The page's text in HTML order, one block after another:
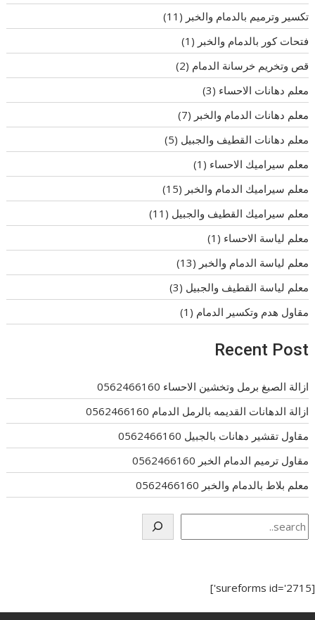
تكسير وترميم بالدمام والخبر (11)
فتحات كور بالدمام والخبر (1)
قص وتخريم خرسانة الدمام (2)
معلم دهانات الاحساء (3)
معلم دهانات الدمام والخبر (7)
معلم دهانات القطيف والجبيل (5)
معلم سيراميك الاحساء (1)
معلم سيراميك الدمام والخبر (15)
معلم سيراميك القطيف والجبيل (11)
معلم لياسة الاحساء (1)
معلم لياسة الدمام والخبر (13)
معلم لياسة القطيف والجبيل (3)
مقاول هدم وتكسير الدمام (1)
Recent Post
ازالة الصبغ برمل وتخشين الاحساء 0562466160
ازالة الدهانات القديمه بالرمل الدمام 0562466160
مقاول تقشير دهانات بالجبيل 0562466160
مقاول ترميم الدمام الخبر 0562466160
معلم بلاط بالدمام والخبر 0562466160
Search
[sureforms id='2715']